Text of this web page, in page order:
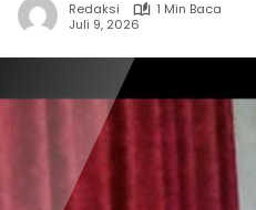
Redaksi
1 Min Baca
Juli 9, 2026